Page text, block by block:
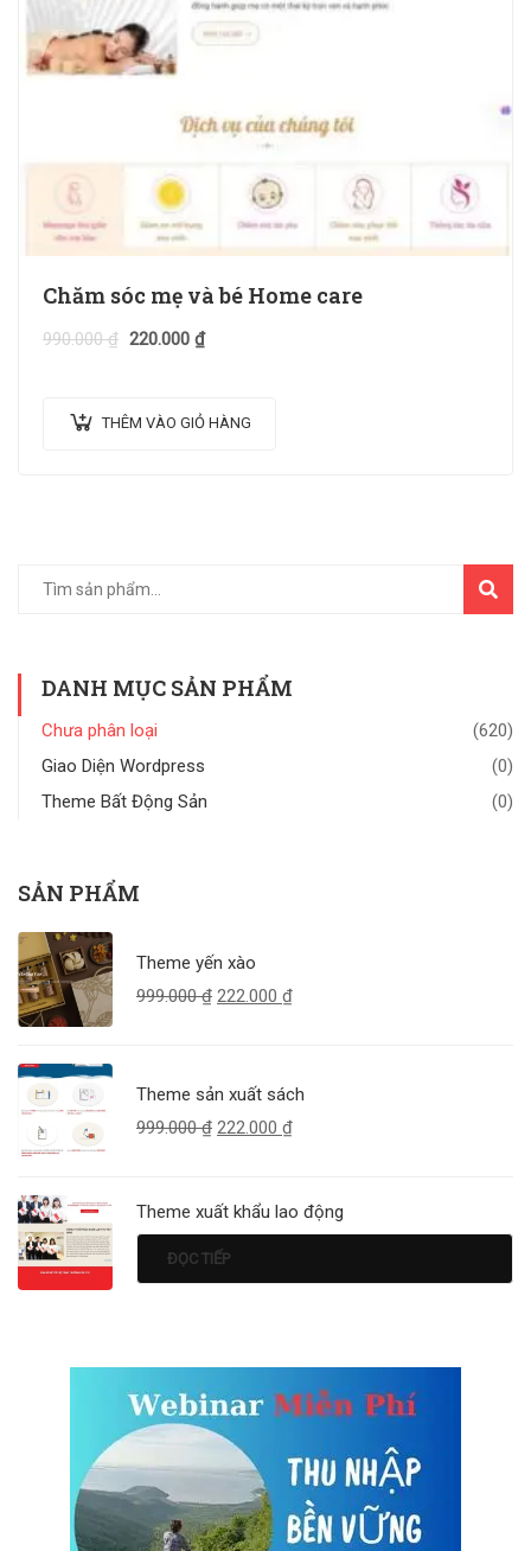
Chăm sóc mẹ và bé Home care
990.000₫ 220.000 ₫
THÊM VÀO GIỎ HÀNG
TÌM
DANH MỤC SẢN PHẨM
Chưa phân loại
(620)
Giao Diện Wordpress
(0)
Theme Bất Động Sản
(0)
SẢN PHẨM
Theme yến xào
999.000₫ 222.000 ₫
Theme sản xuất sách
999.000₫ 222.000 ₫
Theme xuất khẩu lao động
ĐỌC TIẾP